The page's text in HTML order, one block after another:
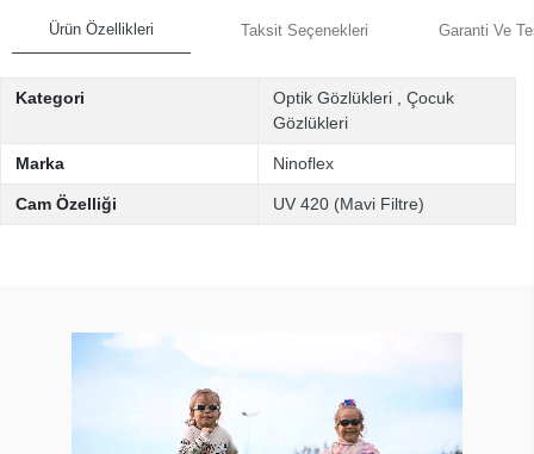
Ürün Özellikleri Taksit Seçenekleri Garanti Ve
Kategori Optik Gözlükleri
Çocuk
Gözlükleri
Marka Ninoflex
Cam Özelliği UV 420 (Mavi Filtre)